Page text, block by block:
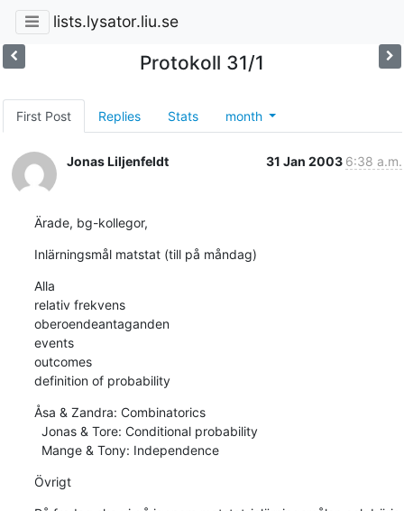
lists.lysator.liu.se
Protokoll 31/1
First Post Replies Stats month
Jonas Liljenfeldt 31 Jan 2003 6:38 a.m.
Ärade, bg-kollegor,
Inlärningsmål matstat (till på måndag)
Alla
relativ frekvens
oberoendeantaganden
events
outcomes
definition of probability
Åsa & Zandra: Combinatorics
  Mange & Tony: Independence
Övrigt